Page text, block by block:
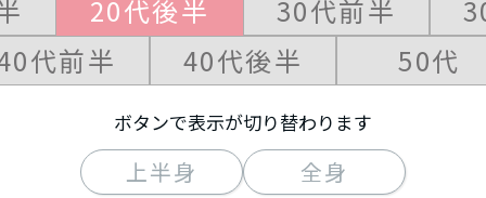
20代後半 30代前半
代前半
40代後半 50代
ボタンで表示が切り替わります
上半身 全身